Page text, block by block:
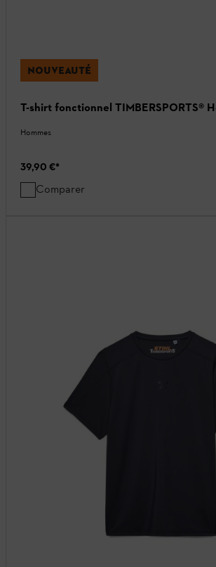
NOUVEAUTÉ
T-shirt fonctionnel TIMBERSPORTS®
Hommes
39,90 €*
Comparer